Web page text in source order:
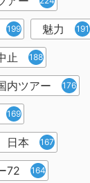
199 魅力 191
止 188
内ツアー 176
169
日本 167
72 164